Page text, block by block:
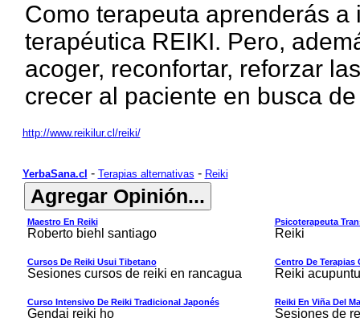
Como terapeuta aprenderás
terapéutica REIKI. Pero,
acoger, reconfortar, reforzar
crecer al paciente en busca
http://www.reikilur.cl/reiki/
YerbaSana.cl - Terapias alternativas - Reiki
Maestro En Reiki
Roberto biehl santiago
Psicoterapeuta
Reiki
Cursos De Reiki Usui Tibetano
Sesiones cursos de reiki en rancagua
Centro De Terapias
Reiki
Curso Intensivo De Reiki Tradicional Japonés
Gendai reiki ho
Reiki En Viña Del
Sesiones de